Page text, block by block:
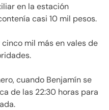
en la estación
casi 10 mil pesos.
mil más en vales de
cuando Benjamín se
de las 22:30 horas para